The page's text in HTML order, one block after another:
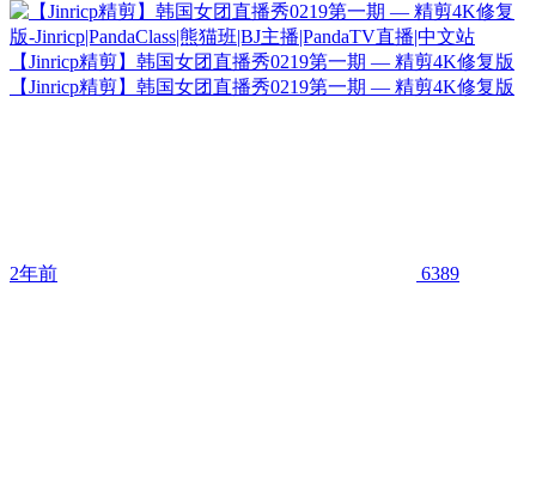
【Jinricp精剪】韩国女团直播秀0219第一期 — 精剪4K修复版
【Jinricp精剪】韩国女团直播秀0219第一期 — 精剪4K修复版
2年前 6389